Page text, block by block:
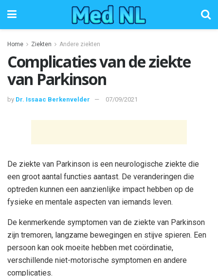
Home Ziekten Andere ziekten
Complicaties van de ziekte
van Parkinson
by Dr. Issaac Berkenvelder 07/09/2021
De ziekte van Parkinson is een neurologische ziekte die
een groot aantal functies aantast. De veranderingen die
optreden kunnen een aanzienlijke impact hebben op de
fysieke en mentale aspecten van iemands leven.
De kenmerkende symptomen van de ziekte van Parkinson
zijn tremoren, langzame bewegingen en stijve spieren. Een
persoon kan ook moeite hebben met coördinatie,
verschillende niet-motorische symptomen en andere
complicaties.